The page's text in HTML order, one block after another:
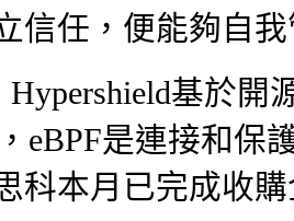
信任，便能夠自
基於開
eBPF是連接和保
科本月已完成收